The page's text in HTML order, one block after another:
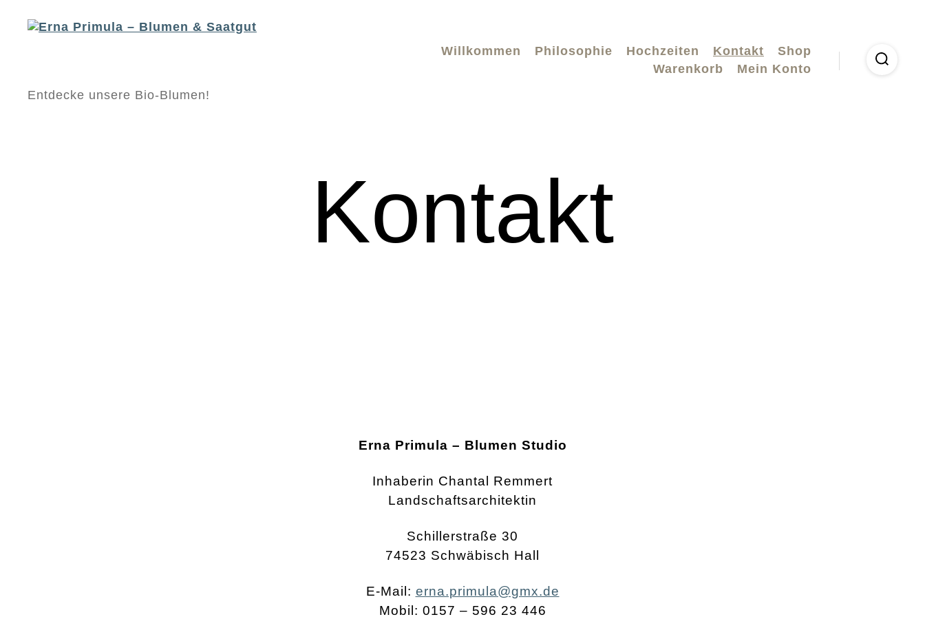
Erna
Primula
Entdecke unsere Bio-Blumen!
Willkommen Philosophie Hochzeiten Kontakt
Shop
Warenkorb
Mein Konto
Kontakt
Erna Primula – Blumen Studio
Inhaberin Chantal Remmert
Landschaftsarchitektin
Schillerstraße 30
74523 Schwäbisch Hall
E-Mail: erna.primula@gmx.de
Mobil: 0157 – 596 23 446